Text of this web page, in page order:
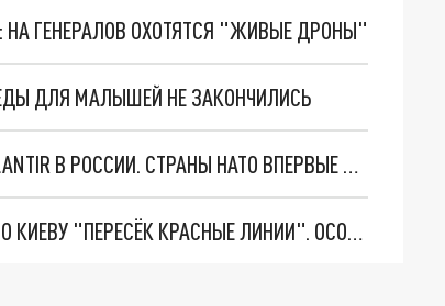
ГЕНЕРАЛОВ ОХОТЯТСЯ "ЖИВЫЕ ДРОНЫ"
ДЛЯ МАЛЫШЕЙ НЕ ЗАКОНЧИЛИСЬ
"ОЧЕНЬ ПЛОХИЕ НОВОСТИ": БОЛЬШАЯ ОШИБКА PALANTIR В РОССИИ. СТРАНЫ НАТО ВПЕРВЫЕ ЗА СВО ОСТАНОВИЛИ ПОСТАВКИ ОРУЖИЯ. ВСУ ТЕРЯЮТ ПРИГРАНИЧЬЕ?
"ТЕРПЕНИЕ ПУТИНА ЛОПНУЛО". РЕКОРДНЫЙ УДАР ПО КИЕВУ "ПЕРЕСЁК КРАСНЫЕ ЛИНИИ". ОСОБЫЕ СПЕЦЫ КНДР НА ЛБС? ТАЙНЫЕ ПЕРЕГОВОРЫ ЕВРОПЫ И МОСКВЫ